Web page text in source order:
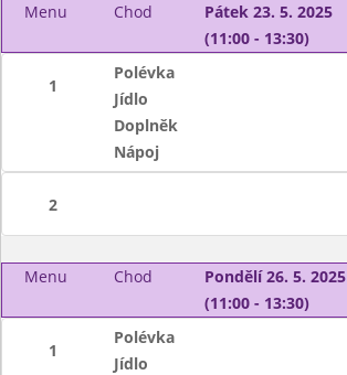
Menu Chod
Pátek 23. 5. 2025
(11:00 - 13:30)
1
Polévka
Jídlo
Doplněk
Nápoj
2
Menu Chod
Pondělí 26. 5. 2025
(11:00 - 13:30)
1
Polévka
Jídlo